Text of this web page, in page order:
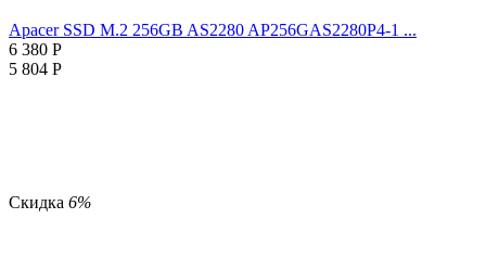
Apacer SSD M.2 256GB AS2280 AP256GAS2280P4-1 ...
6 380 Р
5 804 Р
Скидка 6%